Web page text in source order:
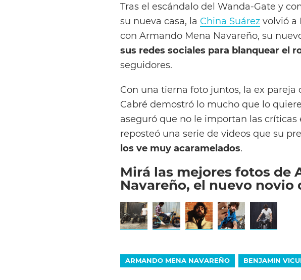
Tras el escándalo del Wanda-Gate y
su nueva casa, la China Suárez volvió a
con Armando Mena Navareño, su
sus redes sociales para blanquear el
seguidores.
Con una tierna foto juntos, la ex
Cabré demostró lo mucho que lo
aseguró que no le importan las críticas
reposteó una serie de videos que su
los ve muy acaramelados.
Mirá las mejores fotos de
Navareño, el nuevo novio
ARMANDO MENA NAVAREÑO BENJAMIN